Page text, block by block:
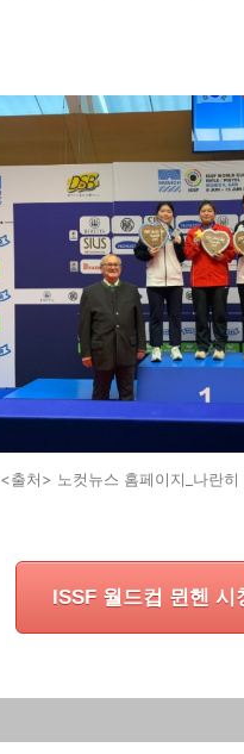
<출처> 노컷뉴스 홈페이지_나란
ISSF 월드컵 뮌헨 시